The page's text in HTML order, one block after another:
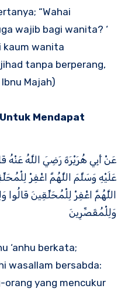
“Wahai
wajib bagi wanita? ‘
kaum wanita
tanpa berperang,
Majah)
Mendapat
عَنْ أَبِي هُرَيْرَةَ رَضِيَ اللَّهُ عَنْهُ
عَلَيْهِ وَسَلَّمَ اللَّهُمَّ اغْفِرْ
اللَّهُمَّ اغْفِرْ لِلْمُحَلِّقِينَ قَالُوا
وَلِلْمُقَصِّرِينَ
‘anhu berkata;
wasallam bersabda:
orang yang mencukur